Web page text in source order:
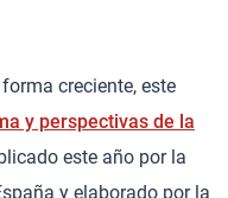
creciente, este
y perspectivas de la
este año por la
y elaborado por la